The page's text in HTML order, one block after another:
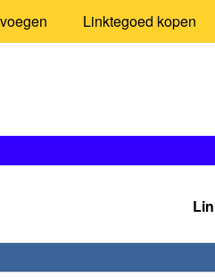
Linktegoed kopen